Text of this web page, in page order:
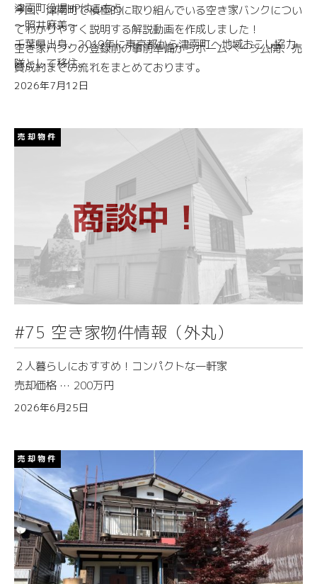
今回、津南町で積極的に取り組んでいる空き家バンクについ
てわかりやすく説明する解説動画を作成しました！
空き家バンクの登録前の事前準備からホームページ公開、売
買成約までの流れをまとめております。
【こんなお悩みはありませんか？】
• 津南町に家があるけれど、管理が大変になってきた
• 売却を考えているが、まだ先のことなので迷っている
• 終活の一環として、家の今後を相談したい
• 空き家バンクって、具体的にどんなメリットがあるの？
「古い家だから無理だろう」と諦める前に、ぜひ一度動画を
ご覧ください。
あなたの大切な思い出が詰まった家を、津南町での暮らしを
夢見る「次の世代」へつなぐお手伝いをさせていただきま
津南町では、私たちコーディネーターが直接お話を伺い、二
談も大歓迎です。
「まずは話を聞いてみたい」という気軽な気持ちでOKで
す。
せ先】
津南町役場 観光地域づくり課
電話：025-765-5454
津南町役場HPはこちら
～照井麻美～
千葉県出身、2019年に東京都から津南町へ地域おこし協力
隊として移住。
大好きな津南町に一緒に暮らしてくれる人を増やすため、協
経験を活かし移住相談を受けたり、津南町に暮らす魅力発
信、空き家バンクの案内の登録や案内業務などを行っている
このブログの筆者です。
2026年7月12日
商談中！
売却物件
#75 空き家物件情報（外丸）
２人暮らしにおすすめ！コンパクトな一軒家
売却価格 … 200万円
2026年6月25日
売却物件